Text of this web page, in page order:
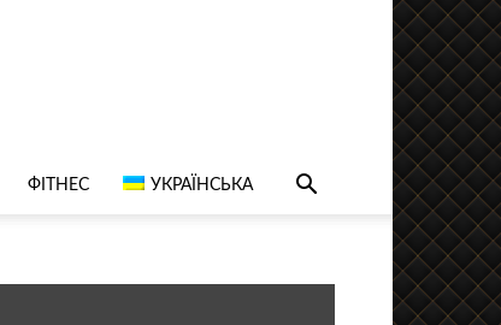
ФІТНЕС УКРАЇНСЬКА